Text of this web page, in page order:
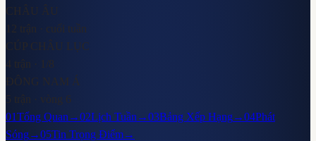
CHÂU ÂU
12 trận · cuối tuần
CÚP CHÂU LỤC
4 trận · 1/8
ĐÔNG NAM Á
5 trận · vòng 6
01Tổng Quan →02Lịch Tuần →03Bảng Xếp Hạng →04Phát
Sóng→05Tin Trọng Điểm→